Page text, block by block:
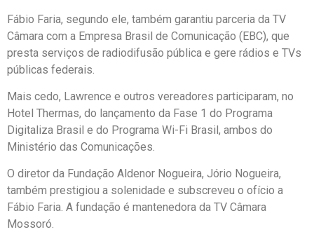
Fábio Faria, segundo ele, também garantiu parceria da TV
Câmara com a Empresa Brasil de Comunicação (EBC), que
presta serviços de radiodifusão pública e gere rádios e TVs
públicas federais.
Mais cedo, Lawrence e outros vereadores participaram, no
Hotel Thermas, do lançamento da Fase 1 do Programa
Digitaliza Brasil e do Programa Wi-Fi Brasil, ambos do
Ministério das Comunicações.
O diretor da Fundação Aldenor Nogueira, Jório Nogueira,
também prestigiou a solenidade e subscreveu o ofício a
Fábio Faria. A fundação é mantenedora da TV Câmara
Mossoró.